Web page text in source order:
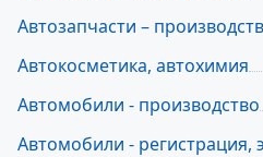
Автозапчасти –
Автокосметика, автохимия
Автомобили - производство
Автомобили - регистрация,